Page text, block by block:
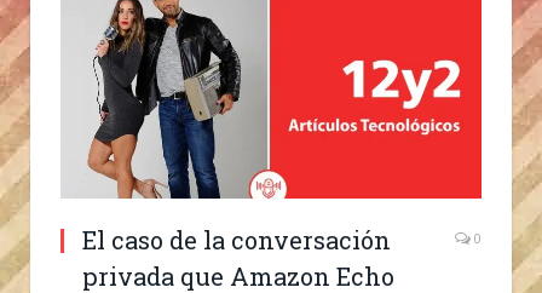
El caso de la conversación
privada que Amazon Echo
0